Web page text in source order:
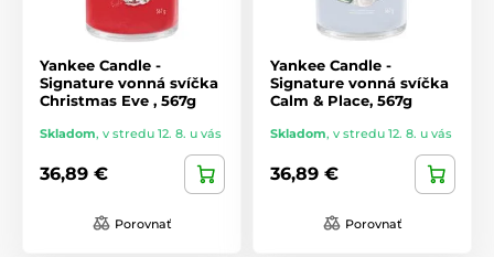
Yankee Candle -
Signature vonná svíčka
Christmas Eve , 567g
Skladom, v stredu 12. 8. u vás
36,89 €
Porovnať
Yankee Candle -
Signature vonná svíčka
Calm & Place, 567g
Skladom, v stredu 12. 8. u vás
36,89 €
Porovnať